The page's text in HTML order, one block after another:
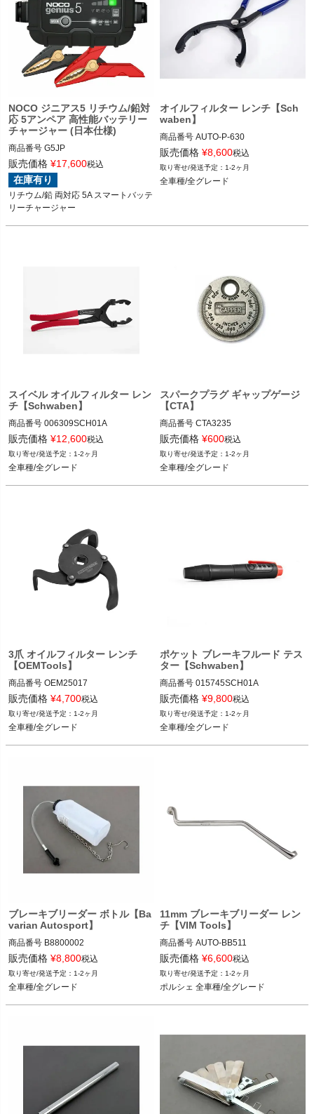
NOCO ジニアス5 リチウム/鉛対
応 5アンペア 高性能バッテリー
チャージャー (日本仕様)
商品番号 G5JP
旧型番：GENIUS5
G5JP
販売価格 ¥17,600税込
在庫有り
リチウム/鉛 両対応 5A スマートバッテ
リーチャージャー
オイルフィルター レンチ【Sch
waben】
商品番号 AUTO-P-630
P-630
全車種/全グレード
販売価格 ¥8,600税込
1-2ヶ月
全車種/全グレード
スイベル オイルフィルター レン
チ【Schwaben】
商品番号 006309SCH01A
006309SCH01A
販売価格 ¥12,600税込
1-2ヶ月
スパークプラグ ギャップゲージ
【CTA】
商品番号 CTA3235
CTA3235
全車種/全グレード
販売価格 ¥600税込
1-2ヶ月
全車種/全グレード
3爪 オイルフィルター レンチ
【OEMTools】
商品番号 OEM25017
OEM25017
販売価格 ¥4,700税込
1-2ヶ月
ポケット ブレーキフルード テス
ター【Schwaben】
商品番号 015745SCH01A
015745SCH01A
販売価格 ¥9,800税込
1-2ヶ月
ブレーキブリーダー ボトル【Ba
varian Autosport】
商品番号 B8800002
B8800002
販売価格 ¥8,800税込
1-2ヶ月
全車種/全グレード
11mm ブレーキブリーダー レン
チ【VIM Tools】
商品番号 AUTO-BB511
BB511
販売価格 ¥6,600税込
1-2ヶ月
ポルシェ 全車種/全グレード